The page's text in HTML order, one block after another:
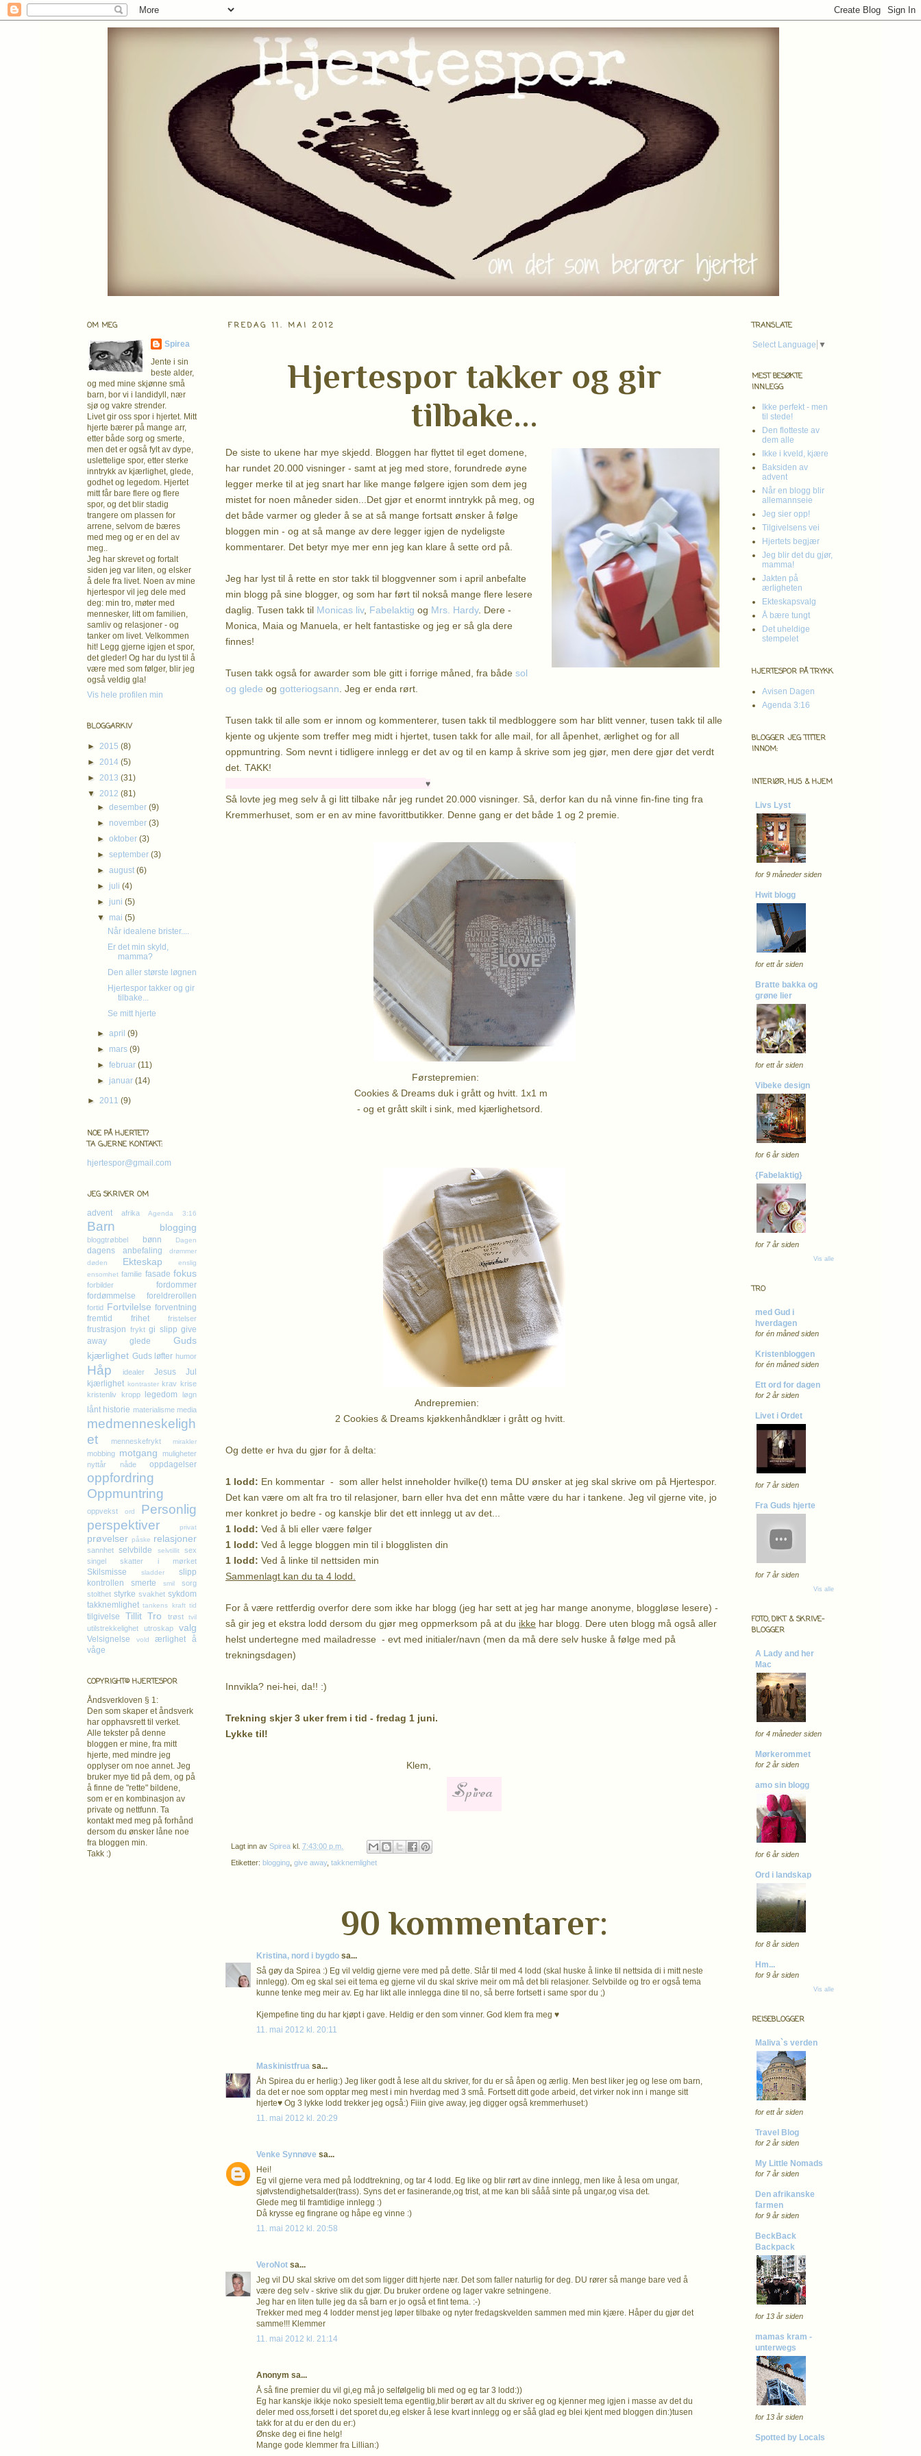
FREDAG 11. MAI 2012
Hjertespor takker og gir
tilbake...
De siste to ukene har mye skjedd. Bloggen har flyttet til eget domene,
har rundet 20.000 visninger - samt at jeg med store, forundrede øyne
legger merke til at jeg snart har like mange følgere igjen som dem jeg
mistet for noen måneder siden...Det gjør et enormt inntrykk på meg, og
det både varmer og gleder å se at så mange fortsatt ønsker å følge
bloggen min - og at så mange av dere legger igjen de nydeligste
kommentarer. Det betyr mye mer enn jeg kan klare å sette ord på.
Jeg har lyst til å rette en stor takk til bloggvenner som i april anbefalte
min blogg på sine blogger, og som har ført til nokså mange flere lesere
daglig. Tusen takk til Monicas liv, Fabelaktig og Mrs. Hardy. Dere -
Monica, Maia og Manuela, er helt fantastiske og jeg er så gla dere
finnes!
Tusen takk også for awarder som ble gitt i forrige måned, fra både sol
og glede og gotteriogsann . Jeg er enda rørt.
Tusen takk til alle som er innom og kommenterer, tusen takk til medbloggere som har blitt venner, tusen takk til alle
kjente og ukjente som treffer meg midt i hjertet, tusen takk for alle mail, for all åpenhet, ærlighet og for all
oppmuntring. Som nevnt i tidligere innlegg er det av og til en kamp å skrive som jeg gjør, men dere gjør det verdt
det. TAKK!
♥
Så lovte jeg meg selv å gi litt tilbake når jeg rundet 20.000 visninger. Så, derfor kan du nå vinne fin-fine ting fra
Kremmerhuset, som er en av mine favorittbutikker. Denne gang er det både 1 og 2 premie.
Førstepremien:
Cookies & Dreams duk i grått og hvitt. 1x1 m
- og et grått skilt i sink, med kjærlighetsord.
Andrepremien:
2 Cookies & Dreams kjøkkenhåndklær i grått og hvitt.
Og dette er hva du gjør for å delta:
1 lodd: En kommentar - som aller helst inneholder hvilke(t) tema DU ønsker at jeg skal skrive om på Hjertespor.
Det kan være om alt fra tro til relasjoner, barn eller hva det enn måtte være du har i tankene. Jeg vil gjerne vite, jo
mer konkret jo bedre - og kanskje blir det ett innlegg ut av det...
1 lodd: Ved å bli eller være følger
1 lodd: Ved å legge bloggen min til i blogglisten din
1 lodd: Ved å linke til nettsiden min
Sammenlagt kan du ta 4 lodd.
For å være rettferdig overfor dere som ikke har blogg (jeg har sett at jeg har mange anonyme, bloggløse lesere) -
så gir jeg et ekstra lodd dersom du gjør meg oppmerksom på at du ikke har blogg. Dere uten blogg må også aller
helst undertegne med mailadresse - evt med initialer/navn (men da må dere selv huske å følge med på
trekningsdagen)
Innvikla? nei-hei, da!! :)
Trekning skjer 3 uker frem i tid - fredag 1 juni.
Lykke til!
Klem,
Lagt inn av Spirea kl. 7:43:00 p.m.
Etiketter: blogging give away, takknemlighet
90 kommentarer:
Kristina, nord i bygdo sa...
Så gøy da Spirea :) Eg vil veldig gjerne vere med på dette. Slår til med 4 lodd (skal huske å linke til nettsida di i mitt neste
innlegg). Om eg skal sei eit tema eg gjerne vil du skal skrive meir om må det bli relasjoner. Selvbilde og tro er også tema
kunne tenke meg meir av. Eg har likt alle innlegga dine til no, så berre fortsett i same spor du ;)
Kjempefine ting du har kjøpt i gave. Heldig er den som vinner. God klem fra meg ♥
11. mai 2012 kl. 20:11
Maskinistfrua sa...
Åh Spirea du er herlig:) Jeg liker godt å lese alt du skriver, for du er så åpen og ærlig. Men best liker jeg og lese om barn,
da det er noe som opptar meg mest i min hverdag med 3 små. Fortsett ditt gode arbeid, det virker nok inn i mange sitt
hjerte♥ Og 3 lykke lodd trekker jeg også:) Fiiin give away, jeg digger også kremmerhuset:)
11. mai 2012 kl. 20:29
Venke Synnøve sa...
Hei!
Eg vil gjerne vera med på loddtrekning, og tar 4 lodd. Eg like og blir rørt av dine innlegg, men like å lesa om ungar,
sjølvstendighetsalder(trass). Syns det er fasinerande,og trist, at me kan bli sååå sinte på ungar,og visa det.
Glede meg til framtidige innlegg :)
Då krysse eg fingrane og håpe eg vinne :)
11. mai 2012 kl. 20:58
VeroNot sa...
Jeg vil DU skal skrive om det som ligger ditt hjerte nær. Det som faller naturlig for deg. DU rører så mange bare ved å
være deg selv - skrive slik du gjør. Du bruker ordene og lager vakre setningene.
Jeg har en liten tulle jeg da så barn er jo også et fint tema. :-)
Trekker med meg 4 lodder menst jeg løper tilbake og nyter fredagskvelden sammen med min kjære. Håper du gjør det
samme!!! Klemmer
11. mai 2012 kl. 21:14
Anonym sa...
Å så fine premier du vil gi,eg må jo selfølgelig bli med og eg tar 3 lodd:))
Eg har kanskje ikkje noko spesielt tema egentlig,blir berørt av alt du skriver eg og kjenner meg igjen i masse av det du
deler med oss,forsett i det sporet du,eg elsker å lese kvart innlegg og er såå glad eg blei kjent med bloggen din:)tusen
takk for at du er den du er:)
Ønske deg ei fine helg!
Mange gode klemmer fra Lillian:)
OM MEG
Spirea
Jente i sin
beste alder,
og med mine skjønne små
barn, bor vi i landidyll, nær
sjø og vakre strender.
Livet gir oss spor i hjertet. Mitt
hjerte bærer på mange arr,
etter både sorg og smerte,
men det er også fylt av dype,
uslettelige spor, etter sterke
inntrykk av kjærlighet, glede,
godhet og legedom. Hjertet
mitt får bare flere og flere
spor, og det blir stadig
trangere om plassen for
arrene, selvom de bæres
med meg og er en del av
meg..
Jeg har skrevet og fortalt
siden jeg var liten, og elsker
å dele fra livet. Noen av mine
hjertespor vil jeg dele med
deg: min tro, møter med
mennesker, litt om familien,
samliv og relasjoner - og
tanker om livet. Velkommen
hit! Legg gjerne igjen et spor,
det gleder! Og har du lyst til å
være med som følger, blir jeg
også veldig gla!
Vis hele profilen min
BLOGGARKIV
► 2015 (8)
► 2014 (5)
► 2013 (31)
▼ 2012 (81)
►desember(9)
► november(3)
►oktober(3)
►september(3)
►august(6)
► juli(4)
► juni(5)
▼ mai(5)
Når idealene brister....
Er det min skyld,
mamma?
Den aller største løgnen
Hjertespor takker og gir
tilbake...
Se mitt hjerte
►april(9)
► mars(9)
►februar(11)
► januar(14)
► 2011 (9)
NOE PÅ HJERTET?
TA GJERNE KONTAKT:
hjertespor@gmail.com
JEG SKRIVER OM
advent afrika Agenda 3:16
Barn blogging
bloggtrøbbel bønn Dagen
dagens anbefaling
drømmer
døden
Ekteskap
enslig
ensomhet familie fasade fokus
forbilder
fordommer
fordømmelse
foreldrerollen
fortid Fortvilelse forventning
fremtid
frihet fristelser
frustrasjon frykt gi slipp give
away
glede
Guds
kjærlighet Guds løfter humor
Håp idealer Jesus
Jul
kjærlighet kontraster krav krise
kristenliv kropp legedom løgn
lånt historie materialisme media
medmenneskeligh
et
menneskefrykt mirakler
mobbing motgang
muligheter
nyttår
nåde oppdagelser
oppfordring
Oppmuntring
oppvekst ord
Personlig
perspektiver
privat
prøvelser påske relasjoner
sannhet selvbilde selvtillit
sex
singel
skatter i mørket
Skilsmisse sladder
slipp
kontrollen
smerte smil
sorg
stolthet styrke svakhet sykdom
takknemlighet tankens kraft tid
tilgivelse Tillit Tro trøst tvil
utilstrekkelighet utroskap valg
Velsignelse vold ærlighet
å
våge
COPYRIGHT© HJERTESPOR
Åndsverkloven § 1:
Den som skaper et åndsverk
har opphavsretttil verket.
Alle tekster på denne
bloggen er mine, fra mitt
hjerte, med mindre jeg
opplyser om noe annet. Jeg
bruker mye tid på dem, og på
å finne de "rette" bildene,
som er en kombinasjon av
private og nettfunn. Ta
kontakt med meg på forhånd
dersom du ønsker låne noe
fra bloggen min.
Takk :)
TRANSLATE
Select Language ▼
MEST BESØKTE
INNLEGG
Ikke perfekt - men
til stede!
Den flotteste av
dem alle
Ikke i kveld, kjære
Baksiden av
advent
Når en blogg blir
allemannseie
Jeg sier opp!
Tilgivelsens vei
Hjertets begjær
Jeg blir det du gjør,
mamma!
Jakten på
ærligheten
Ekteskapsvalg
Å bære tungt
Det uheldige
stempelet
HJERTESPOR PÅ TRYKK
Avisen Dagen
Agenda 3:16
BLOGGER JEG TITTER
INNOM:
INTERIØR, HUS & HJEM
Livs Lyst
for 9 måneder siden
Hwit blogg
for ett år siden
Bratte bakka og
grøne lier
for ett år siden
Vibeke design
for 6 år siden
{Fabelaktig}
for 7 år siden
Vis alle
TRO
med Gud i
hverdagen
for én måned siden
Kristenbloggen
for én måned siden
Ett ord for dagen
for 2 år siden
Livet i Ordet
for 7 år siden
Fra Guds hjerte
for 7 år siden
Vis alle
FOTO, DIKT & SKRIVE-
BLOGGER
A Lady and her
Mac
for 4 måneder siden
Mørkerommet
for 2 år siden
amo sin blogg
for 6 år siden
Ord i landskap
for 8 år siden
Hm...
for 9 år siden
Vis alle
REISEBLOGGER
Maliva`s verden
for ett år siden
Travel Blog
for 2 år siden
My Little Nomads
for 7 år siden
Den afrikanske
farmen
for 9 år siden
BeckBack
Backpack
for 13 år siden
mamas kram -
unterwegs
for 13 år siden
Spotted by Locals